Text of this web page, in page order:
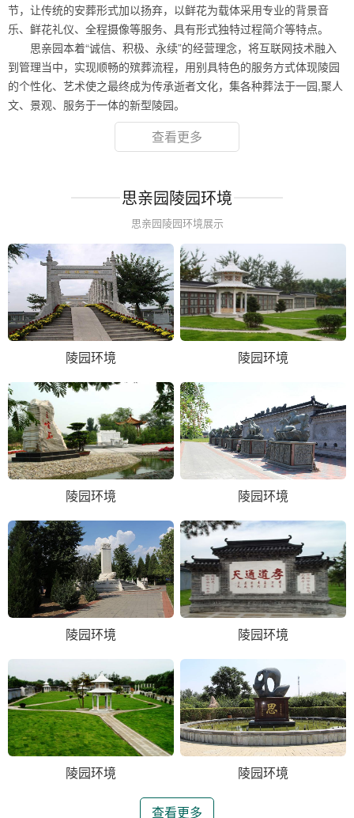
节，让传统的安葬形式加以扬弃，以鲜花为载体采用专业的背景音
乐、鲜花礼仪、全程摄像等服务、具有形式独特过程简介等特点。
思亲园本着“诚信、积极、永续”的经营理念，将互联网技术融入
到管理当中，实现顺畅的殡葬流程，用别具特色的服务方式体现陵园
的个性化、艺术使之最终成为传承逝者文化，集各种葬法于一园,聚人
文、景观、服务于一体的新型陵园。
查看更多
思亲园陵园环境
思亲园陵园环境展示
陵园环境 陵园环境
陵园环境 陵园环境
陵园环境 陵园环境
陵园环境 陵园环境
查看更多